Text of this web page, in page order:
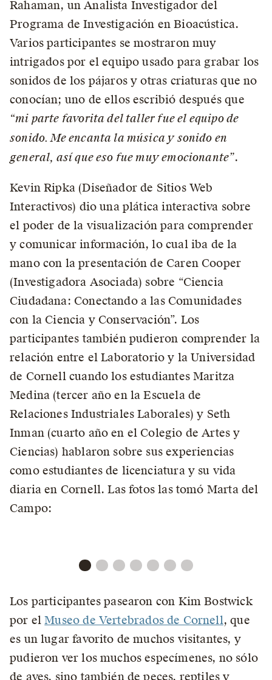
Rahaman, un Analista Investigador del
Programa de Investigación en Bioacústica.
Varios participantes se mostraron muy
intrigados por el equipo usado para grabar los
sonidos de los pájaros y otras criaturas que no
conocían; uno de ellos escribió después que
“mi parte favorita del taller fue el equipo de
sonido. Me encanta la música y sonido en
general, así que eso fue muy emocionante”.
Kevin Ripka (Diseñador de Sitios Web
Interactivos) dio una plática interactiva sobre
el poder de la visualización para comprender
y comunicar información, lo cual iba de la
mano con la presentación de Caren Cooper
(Investigadora Asociada) sobre “Ciencia
Ciudadana: Conectando a las Comunidades
con la Ciencia y Conservación”. Los
participantes también pudieron comprender la
relación entre el Laboratorio y la Universidad
de Cornell cuando los estudiantes Maritza
Medina (tercer año en la Escuela de
Relaciones Industriales Laborales) y Seth
Inman (cuarto año en el Colegio de Artes y
Ciencias) hablaron sobre sus experiencias
como estudiantes de licenciatura y su vida
diaria en Cornell. Las fotos las tomó Marta del
Campo:
Los participantes pasearon con Kim Bostwick
por elMuseo de Vertebrados de Cornell, que
es un lugar favorito de muchos visitantes, y
pudieron ver los muchos especímenes, no sólo
de aves, sino también de peces, reptiles y